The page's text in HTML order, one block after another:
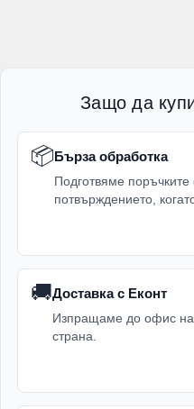
Защо да
📦Бърза обработка
Подготвяме
потвърждението,
🚚Доставка с Еконт
Изпращаме до офис на
страна.